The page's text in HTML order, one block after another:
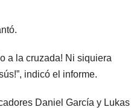
a la cruzada! Ni siquiera
indicó el informe.
Daniel García y Lukas